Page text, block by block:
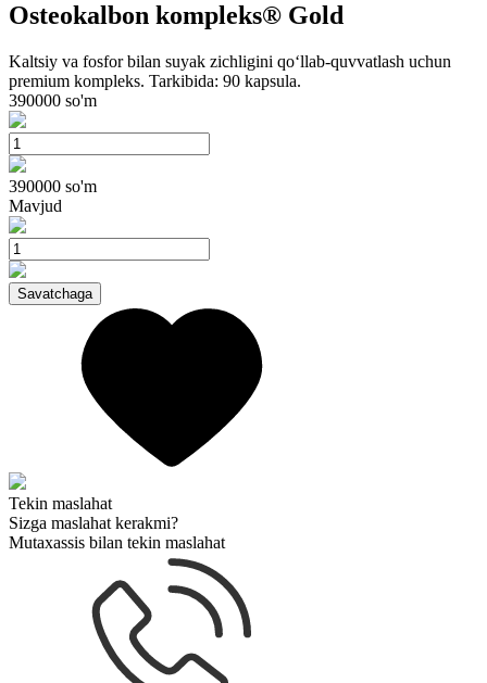
Osteokalbon kompleks® Gold
Kaltsiy va fosfor bilan suyak zichligini qo‘llab-quvvatlash uchun
premium kompleks. Tarkibida: 90 kapsula.
390000 so'm
390000 so'm
Mavjud
Savatchaga
Tekin maslahat
Sizga maslahat kerakmi?
Mutaxassis bilan tekin maslahat